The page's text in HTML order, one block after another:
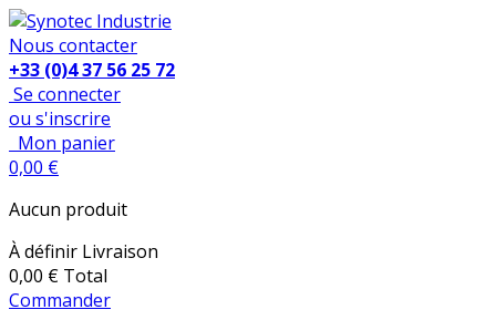
Nous contacter
+33 (0)4 37 56 25 72
Se connecter
ou s'inscrire
Mon panier
0,00 €
Aucun produit
À définir Livraison
0,00 € Total
Commander